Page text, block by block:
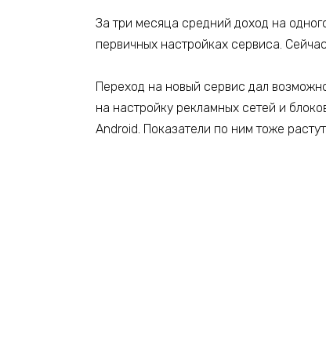
За три месяца средний доход на
первичных настройках сервиса.
Переход на новый сервис дал
на настройку рекламных сетей и
Android. Показатели по ним тоже